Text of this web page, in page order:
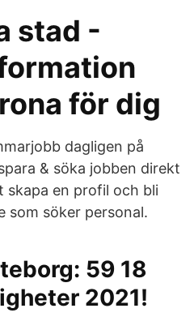
stad -
för dig
dagligen på
& söka jobben direkt
skapa en profil och bli
som söker personal.
59 18
2021!